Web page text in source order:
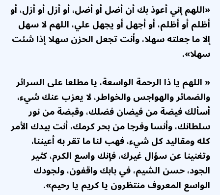
«اللهم إني أعوذ بك أن أضل أو أضل، أو أزل أو أزل، أو
أظلم أو أظلم، أو أجهل أو يجهل علي، اللهم لا سهل
إلا ما جعلته سهلا، وأنت تجعل الحزن سهلا إذا شئت
سهلا».
« اللهم يا ذا الرحمة الواسعة، يا مطلعا على السرائر
والضمائر والهواجس والخواطر، لا يعزب عنك شيء،
أسألك فيضة من فيضان فضلك، وقبضة من نور
سلطانك، وأنسا وفرجا من بحر كرمك، أنت بيدك الأمر
كله ومقاليد كل شيء، فهب لنا ما تقر به أعيننا،
وتغنينا عن سؤال غيرك، فإنك واسع الكرم، كثير
الجود، حسن الشيم، في بابك واقفون، ولجودك
الواسع المعروف منتظرون يا كريم يا رحيم».